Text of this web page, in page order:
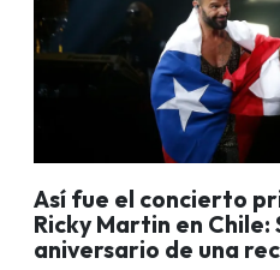
Así fue el concierto
Ricky Martin en Chile:
aniversario de una